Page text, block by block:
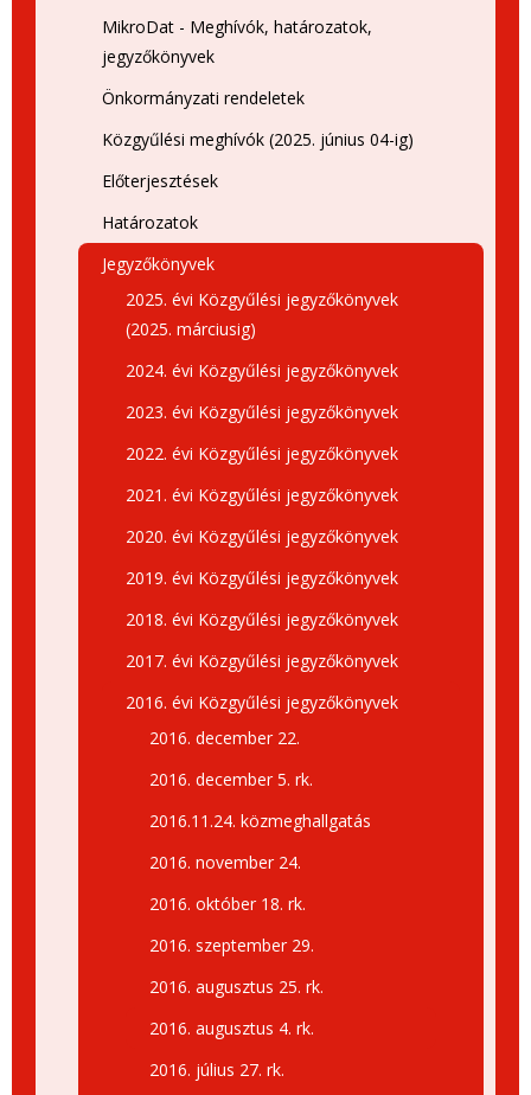
MikroDat - Meghívók, határozatok,
jegyzőkönyvek
Önkormányzati rendeletek
Közgyűlési meghívók (2025. június 04-ig)
Előterjesztések
Határozatok
Jegyzőkönyvek
2025. évi Közgyűlési jegyzőkönyvek
(2025. márciusig)
2024. évi Közgyűlési jegyzőkönyvek
2023. évi Közgyűlési jegyzőkönyvek
2022. évi Közgyűlési jegyzőkönyvek
2021. évi Közgyűlési jegyzőkönyvek
2020. évi Közgyűlési jegyzőkönyvek
2019. évi Közgyűlési jegyzőkönyvek
2018. évi Közgyűlési jegyzőkönyvek
2017. évi Közgyűlési jegyzőkönyvek
2016. évi Közgyűlési jegyzőkönyvek
2016. december 22.
2016. december 5. rk.
2016.11.24. közmeghallgatás
2016. november 24.
2016. október 18. rk.
2016. szeptember 29.
2016. augusztus 25. rk.
2016. augusztus 4. rk.
2016. július 27. rk.